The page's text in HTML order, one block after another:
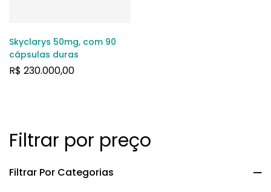
Filtrar por preço
Filtrar Por Categorias
Skyclarys 50mg, com 90
cápsulas duras
R$ 230.000,00